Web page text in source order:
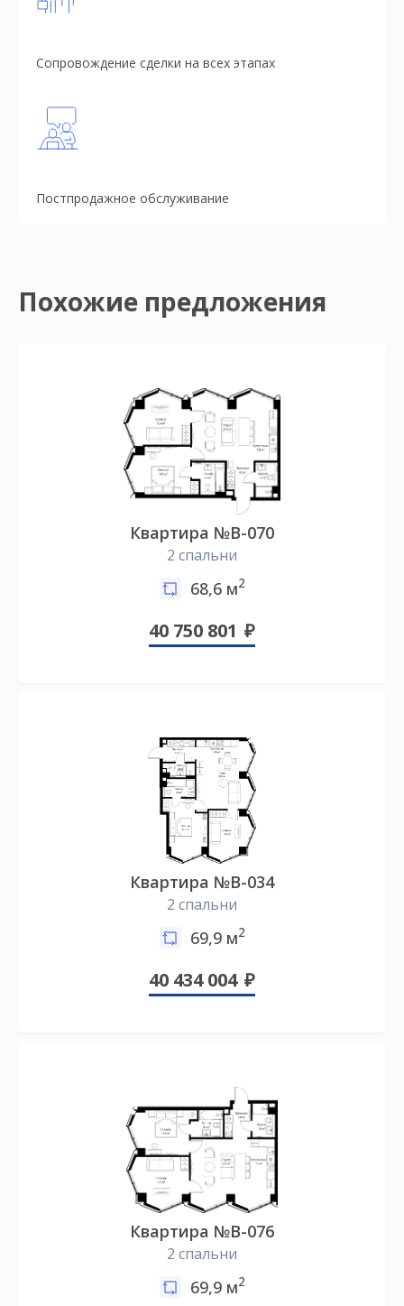
Сопровождение сделки на всех этапах
Постпродажное обслуживание
Похожие предложения
Квартира №B-070
2 спальни
68,6 м2
40 750 801
Квартира №B-034
2 спальни
69,9 м2
40 434 004
Квартира №B-076
2 спальни
69,9 м2